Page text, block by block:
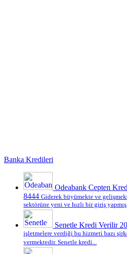
Banka Kredileri
Odeabank Cepten
8444 Giderek büyümekte ve
sektörüne yeni ve hızlı bir giriş
Senetle Kredi Verilir
işletmelere verdiği bu hizmeti bazı
vermektedir. Senetle kredi...